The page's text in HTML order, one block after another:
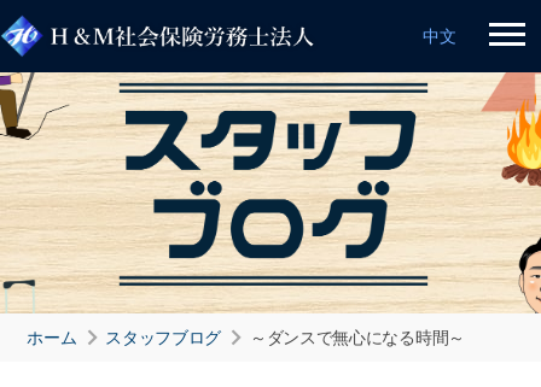
中文
ホーム スタッフブログ ～ダンスで無心になる時間～